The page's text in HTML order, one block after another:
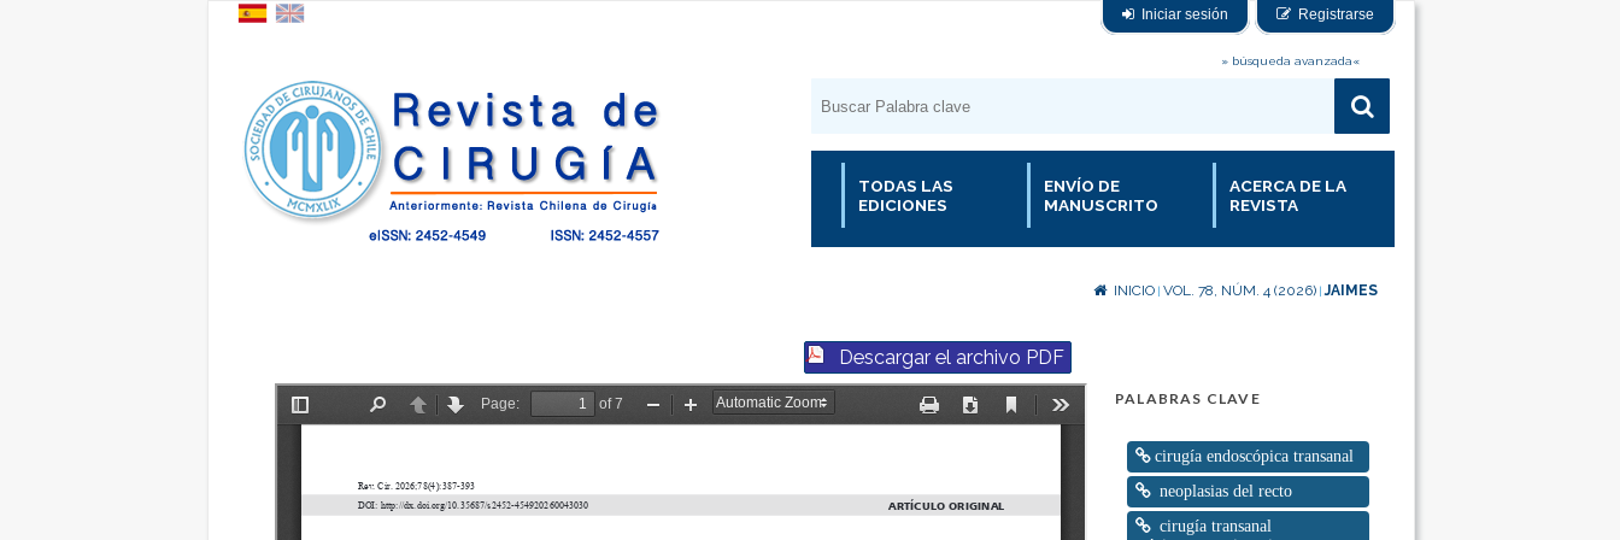
Iniciar sesión Registrarse
» búsqueda avanzada«
TODAS LAS
EDICIONES
ENVÍO DE
MANUSCRITO
ACERCA DE LA
REVISTA
INICIO VOL. 78, NÚM. 4 (2026) |JAIMES
PALABRAS CLAVE
cirugía endoscópica transanal
neoplasias del recto
cirugía transanal
Descargar el archivo PDF